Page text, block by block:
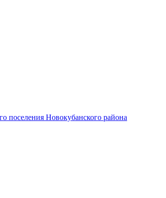
поселения Новокубанского района